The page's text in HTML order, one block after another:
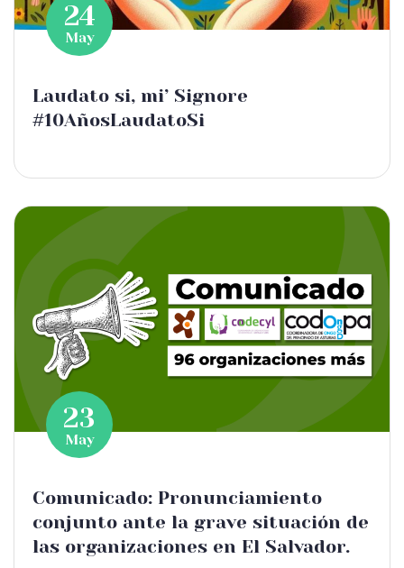
24
May
Laudato si, mi’ Signore
#10AñosLaudatoSi
23
May
Comunicado: Pronunciamiento
conjunto ante la grave situación de
las organizaciones en El Salvador.